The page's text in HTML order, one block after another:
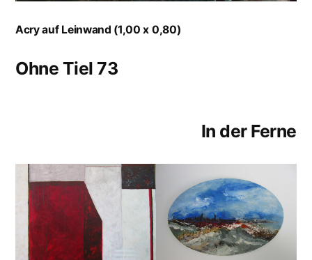
Acry auf Leinwand (1,00 x 0,80)
Ohne Tiel 73
In der Ferne